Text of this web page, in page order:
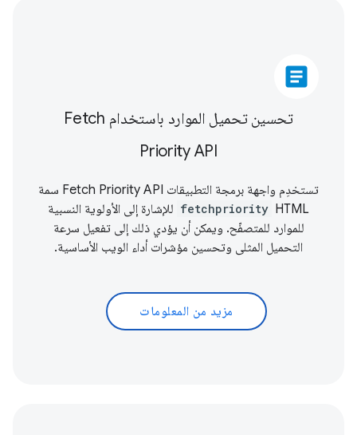
article
تحسين تحميل الموارد باستخدام Fetch
Priority API
تستخدِم واجهة برمجة التطبيقات Fetch Priority API سمة
HTML
fetchpriority للإشارة إلى الأولوية النسبية
للموارد للمتصفّح. ويمكن أن يؤدي ذلك إلى تفعيل سرعة
التحميل المثلى وتحسين مؤشرات أداء الويب الأساسية.
مزيد من المعلومات